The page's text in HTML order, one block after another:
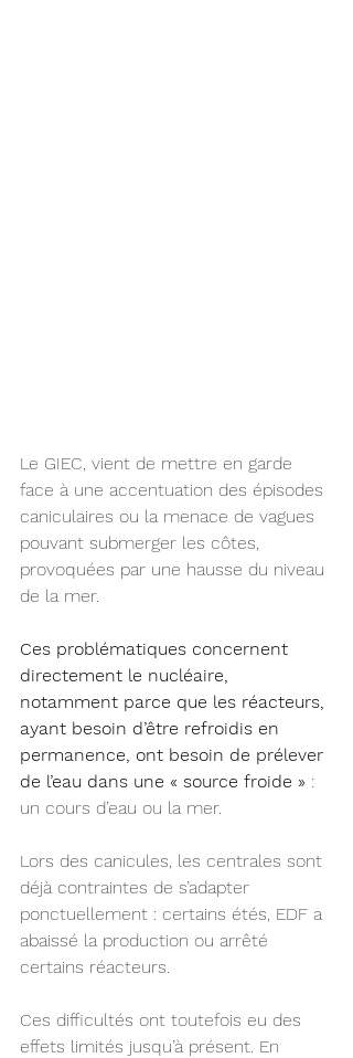
Le GIEC, vient de mettre en garde
face à une accentuation des épisodes
caniculaires ou la menace de vagues
pouvant submerger les côtes,
provoquées par une hausse du niveau
de la mer.
Ces problématiques concernent
directement le nucléaire,
notamment parce que les réacteurs,
ayant besoin d’être refroidis en
permanence, ont besoin de prélever
de l’eau dans une « source froide » :
un cours d’eau ou la mer.
Lors des canicules, les centrales sont
déjà contraintes de s’adapter
ponctuellement : certains étés, EDF a
abaissé la production ou arrêté
certains réacteurs.
Ces difficultés ont toutefois eu des
effets limités jusqu’à présent. En